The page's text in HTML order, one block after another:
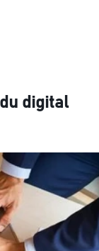
digital